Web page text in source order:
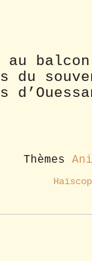
au balcon
du
Thèmes